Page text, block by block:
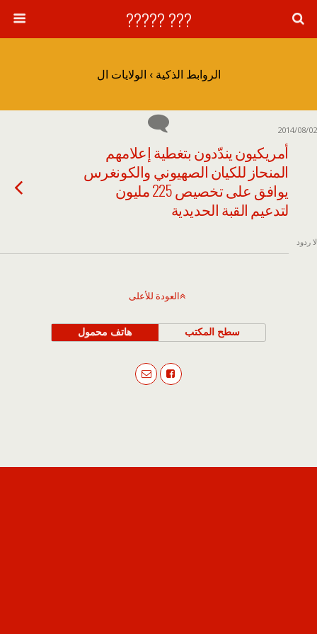
??? ?????
الروابط الذكية › الولايات ال
2014/08/02
أمريكيون يندّدون بتغطية إعلامهم
المنحاز للكيان الصهيوني والكونغرس
يوافق على تخصيص 225 مليون
لتدعيم القبة الحديدية
لا ردود
العودة للأعلى
هاتف محمول سطح المكتب